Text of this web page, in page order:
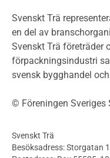
Klimatkalkylator
Projektering av
Byggsystem
Fasadsystem i
Bullerskärmar
Byggnation och
Utförande
Svenskt Trä
en del av
Svenskt Trä företräder
förpackningsindustri
svensk bygghandel
© Föreningen Sveriges
Svenskt Trä
Besöksadress: Storgatan